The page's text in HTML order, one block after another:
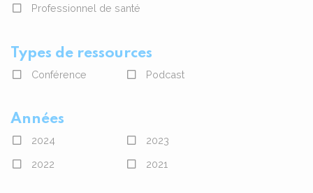
Professionnel de santé
Types de ressources
Conférence Podcast
Années
2024
2023
2022
2021